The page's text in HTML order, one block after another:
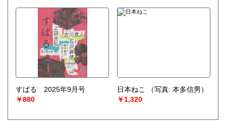
すばる 2025年9月号
￥880
日本ねこ
（写真: 本多信男）
￥1,320